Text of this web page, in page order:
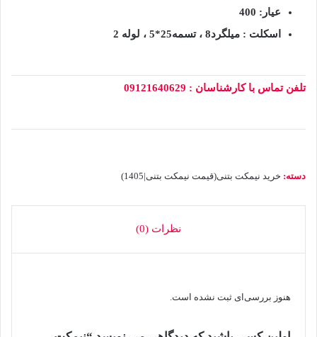
عیار: 400
اسکلت : میلگرد8 ، تسمه25*5 ، لوله 2
تلفن تماس با کارشناسان : 09121640629
دسته: خرید نیمکت بتنی(قیمت نیمکت بتنی|1405)
نظرات (0)
هنوز بررسی‌ای ثبت نشده است.